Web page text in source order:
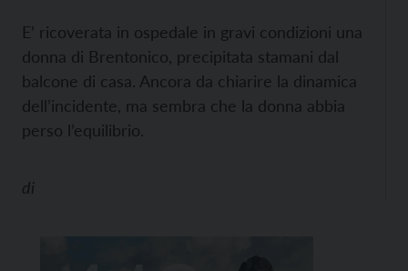
E’ ricoverata in ospedale in gravi condizioni una
donna di Brentonico, precipitata stamani dal
balcone di casa. Ancora da chiarire la dinamica
dell’incidente, ma sembra che la donna abbia
perso l’equilibrio.
di